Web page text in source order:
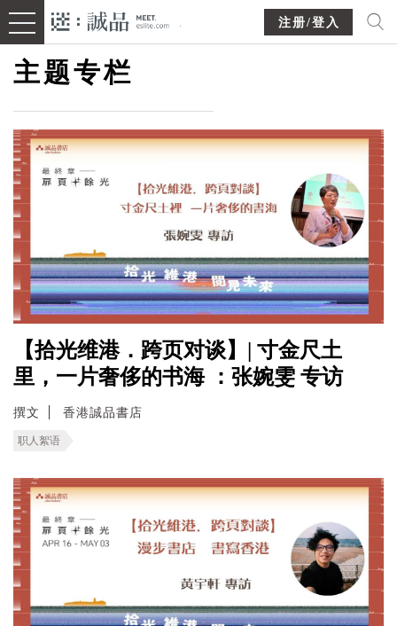
注册/登入
主题专栏
【拾光维港．跨页对谈】| 寸金尺土
里，一片奢侈的书海 ：张婉雯 专访
撰文 香港誠品書店
职人絮语